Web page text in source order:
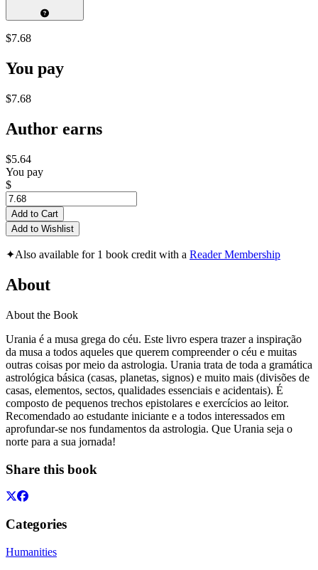
$7.68
You pay
$7.68
Author earns
$5.64
You pay
$
Add to Cart
Add to Wishlist
✦Also available for 1 book credit with a Reader Membership
About
About the Book
Urania é a musa grega do céu. Este livro espera trazer a inspiração
da musa a todos aqueles que querem compreender o céu e muitas
outras coisas por meio da astrologia. Urania trata de toda a gramática
astrológica básica (casas, planetas, signos) e muito mais (divisões de
casas, elementos, sectos, qualidades essenciais e acidentais). É
composto de pequenos trechos epistolares e exercícios ao leitor.
Recomendado ao estudante iniciante e a todos interessados em
aprofundar-se nos fundamentos da astrologia. Que Urania seja o
norte para a sua jornada!
Share this book
Categories
Humanities